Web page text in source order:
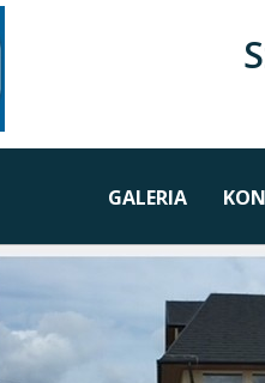
GALERIA